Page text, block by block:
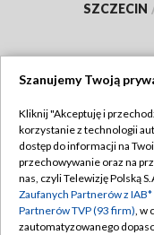
SZCZECIN
Abonament TVP
Emisja w TVP
Centrum informacji
Szanujemy Twoją
Kliknij "Akceptuję i
korzystanie z technologii
dostęp do informacji na
przechowywanie oraz na
nas, czyli Telewizję Polską
Zaufanych Partnerów z
Partnerów TVP (93 firm), w
zautomatyzowanego